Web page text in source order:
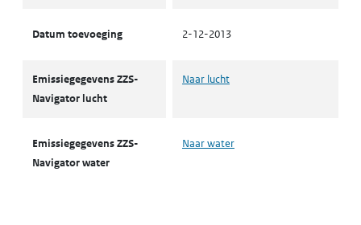
Datum toevoeging 2-12-2013
Emissiegegevens ZZS-
Navigator lucht
Naar lucht
Emissiegegevens ZZS-
Navigator water
Naar water